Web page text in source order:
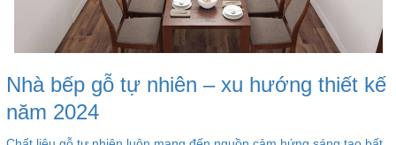
Nhà bếp gỗ tự nhiên – xu hướng thiết kế
năm 2024